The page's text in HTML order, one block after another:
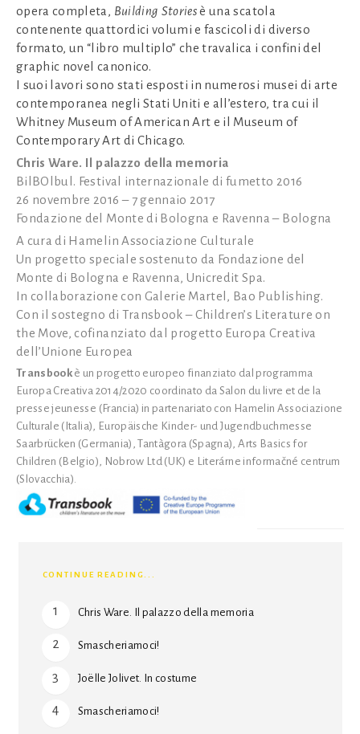
opera completa, Building Storiesè una scatola
contenente quattordici volumi e fascicoli di diverso
formato, un “libro multiplo” che travalica i confini del
graphic novel canonico.
I suoi lavori sono stati esposti in numerosi musei di arte
contemporanea negli Stati Uniti e all’estero, tra cui il
Whitney Museum of American Art e il Museum of
Contemporary Art di Chicago.
Chris Ware. Il palazzo della memoria
BilBOlbul. Festival internazionale di fumetto 2016
26 novembre 2016 – 7 gennaio 2017
Fondazione del Monte di Bologna e Ravenna – Bologna
A cura di Hamelin Associazione Culturale
Un progetto speciale sostenuto da Fondazione del
Monte di Bologna e Ravenna, Unicredit Spa.
In collaborazione con Galerie Martel, Bao Publishing.
Con il sostegno di Transbook – Children’s Literature on
the Move, cofinanziato dal progetto Europa Creativa
dell’Unione Europea
Transbook è un progetto europeo finanziato dal programma
Europa Creativa 2014/2020 coordinato da Salon du livre et de la
presse jeunesse (Francia) in partenariato con Hamelin Associazione
Culturale (Italia), Europäische Kinder- und Jugendbuchmesse
Saarbrücken (Germania), Tantàgora (Spagna), Arts Basics for
Children (Belgio), Nobrow Ltd (UK) e Literárne informačné centrum
(Slovacchia).
CONTINUE READING...
Chris Ware. Il palazzo della memoria
Smascheriamoci!
Joëlle Jolivet. In costume
Smascheriamoci!